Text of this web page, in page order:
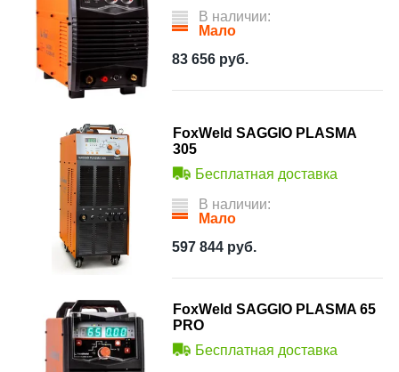
В наличии:
Мало
83 656 руб.
FoxWeld SAGGIO PLASMA
305
Бесплатная доставка
В наличии:
Мало
597 844 руб.
FoxWeld SAGGIO PLASMA 65
PRO
Бесплатная доставка